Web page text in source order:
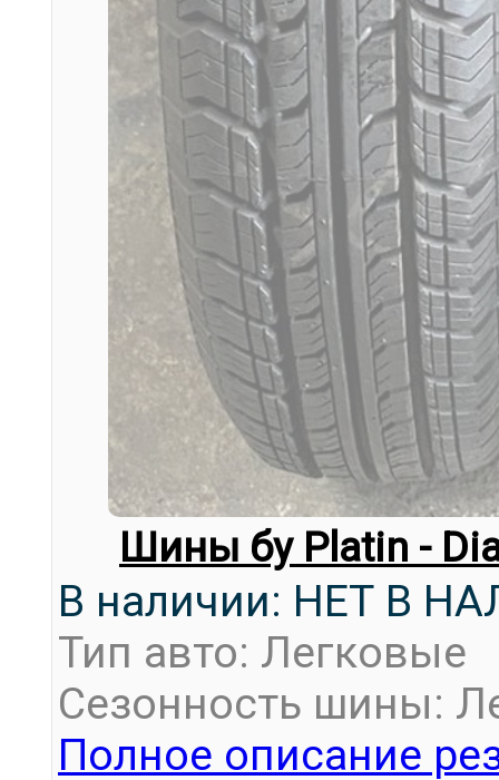
Шины бу Platin -
В наличии: НЕТ В
Тип авто: Легковые
Сезонность шины:
Полное описание